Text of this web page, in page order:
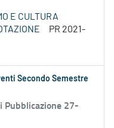
E CULTURA
PR 2021-
Secondo Semestre
Pubblicazione 27-